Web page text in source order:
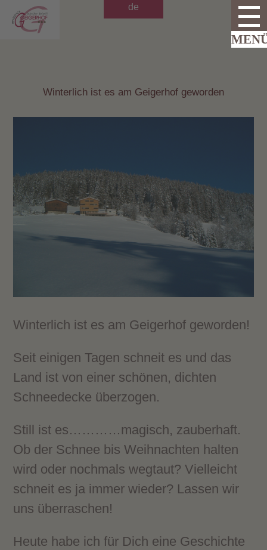
de
Winterlich ist es am Geigerhof geworden
Winterlich ist es am Geigerhof geworden!
Seit einigen Tagen schneit es und das
Land ist von einer schönen, dichten
Schneedecke überzogen.
Still ist es…………magisch, zauberhaft.
Ob der Schnee bis Weihnachten halten
wird oder nochmals wegtaut? Vielleicht
schneit es ja immer wieder? Lassen wir
uns überraschen!
Heute habe ich für Dich eine Geschichte